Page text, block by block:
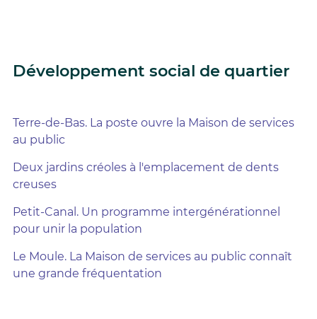
Développement social de quartier
Terre-de-Bas. La poste ouvre la Maison de services
au public
Deux jardins créoles à l'emplacement de dents
creuses
Petit-Canal. Un programme intergénérationnel
pour unir la population
Le Moule. La Maison de services au public connaît
une grande fréquentation